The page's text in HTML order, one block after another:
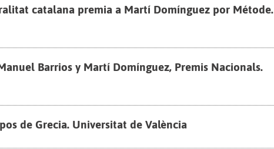
catalana premia a Martí Domínguez por Métode.
Barrios y Martí Domínguez, Premis Nacionals.
de Grecia. Universitat de València